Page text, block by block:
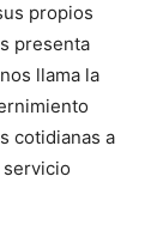
propios
presenta
llama la
cotidianas a